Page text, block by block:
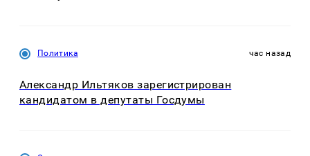
Политика час назад
Александр Ильтяков зарегистрирован
кандидатом в депутаты Госдумы